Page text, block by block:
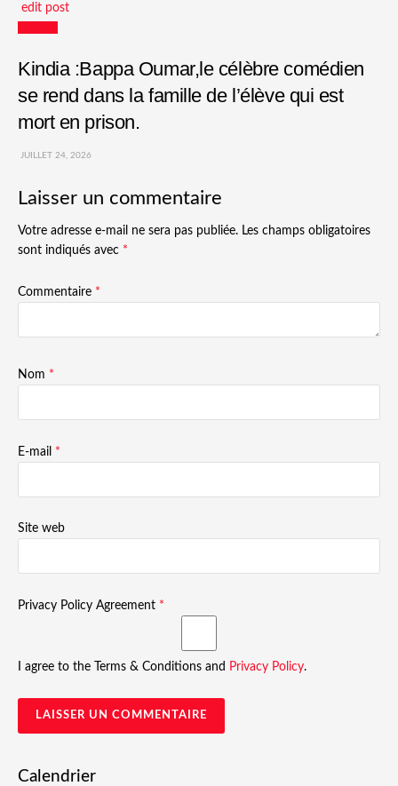
edit post
Kindia :Bappa Oumar,le célèbre comédien
se rend dans la famille de l’élève qui est
mort en prison.
JUILLET 24, 2026
Laisser un commentaire
Votre adresse e-mail ne sera pas publiée. Les champs obligatoires
sont indiqués avec *
Commentaire *
Nom *
E-mail *
Site web
Privacy Policy Agreement *
I agree to the Terms & Conditions and Privacy Policy.
Calendrier